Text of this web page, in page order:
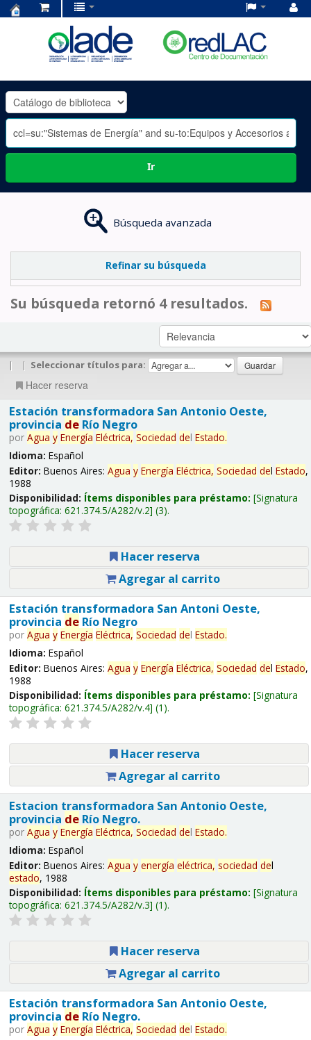
OLADE
-
Ir
Búsqueda avanzada
Refinar su búsqueda
Su búsqueda retornó 4 resultados.
| | Seleccionar títulos para:
Hacer reserva
Estación transformadora San Antonio Oeste,
provincia deRío Negro
por Agua y Energía Eléctrica, Sociedad del Estado.
Idioma: Español
Editor: Buenos Aires: Agua y Energía Eléctrica, Sociedad del Estado,
1988
Disponibilidad: Ítems disponibles para préstamo: Signatura
topográfica: 621.374.5/A282/v.2 (3).
Hacer reserva
Agregar al carrito
Estación transformadora San Antoni Oeste,
provincia deRío Negro
por Agua y Energía Eléctrica, Sociedad del Estado.
Idioma: Español
Editor: Buenos Aires: Agua y Energía Eléctrica, Sociedad del Estado,
1988
Disponibilidad: Ítems disponibles para préstamo: Signatura
topográfica: 621.374.5/A282/v.4 (1).
Hacer reserva
Agregar al carrito
Estacion transformadora San Antonio Oeste,
provincia deRío Negro.
por Agua y Energía Eléctrica, Sociedad del Estado.
Idioma: Español
Editor: Buenos Aires: Agua y energía eléctrica, sociedad del
estado, 1988
Disponibilidad: Ítems disponibles para préstamo: Signatura
topográfica: 621.374.5/A282/v.3 (1).
Hacer reserva
Agregar al carrito
Estación transformadora San Antonio Oeste,
provincia deRío Negro.
por Agua y Energía Eléctrica, Sociedad del Estado.